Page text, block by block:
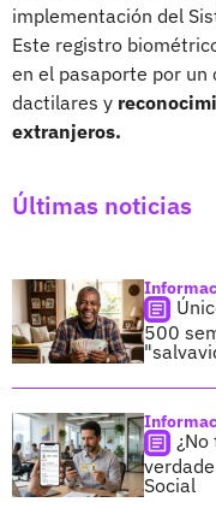
implementación del
Este registro
en el pasaporte por
dactilares y
extranjeros.
Últimas noticias
500
Social